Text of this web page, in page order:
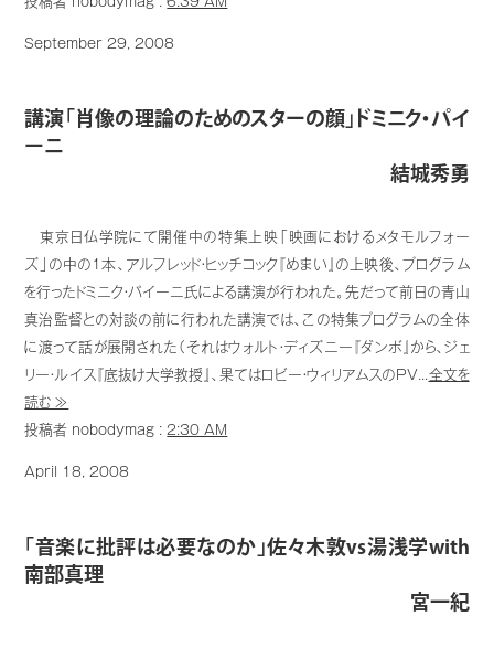
September 29, 2008
講演「肖像の理論のためのスターの顔」ドミニク・パイ
ーニ
結城秀勇
東京日仏学院にて開催中の特集上映「映画におけるメタモルフォー
ズ」の中の1本、アルフレッド・ヒッチコック『めまい』の上映後、プログラム
を行ったドミニク・パイーニ氏による講演が行われた。先だって前日の青山
真治監督との対談の前に行われた講演では、この特集プログラムの全体
に渡って話が展開された（それはウォルト・ディズニー『ダンボ』から、ジェ
リー・ルイス『底抜け大学教授』、果てはロビー・ウィリアムスのPV... 全文を
読む ≫
投稿者 nobodymag :2:30 AM
April 18, 2008
「音楽に批評は必要なのか」佐々木敦vs湯浅学with
南部真理
宮一紀